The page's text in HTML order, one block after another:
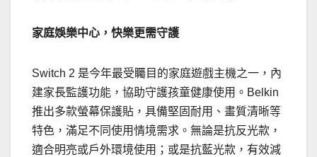
家庭娛樂中心，快樂更需守護
Switch 2 是今年最受矚目的家庭遊戲主機之一，內
建家長監護功能，協助守護孩童健康使用。Belkin
推出多款螢幕保護貼，具備堅固耐用、畫質清晰等
特色，滿足不同使用情境需求。無論是抗反光款，
適合明亮或戶外環境使用；或是抗藍光款，有效減